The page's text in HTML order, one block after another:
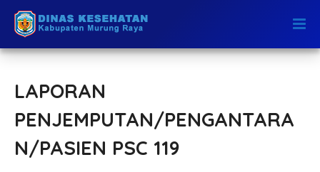
LAPORAN
PENJEMPUTAN/PENGANTARA
N/PASIEN PSC 119